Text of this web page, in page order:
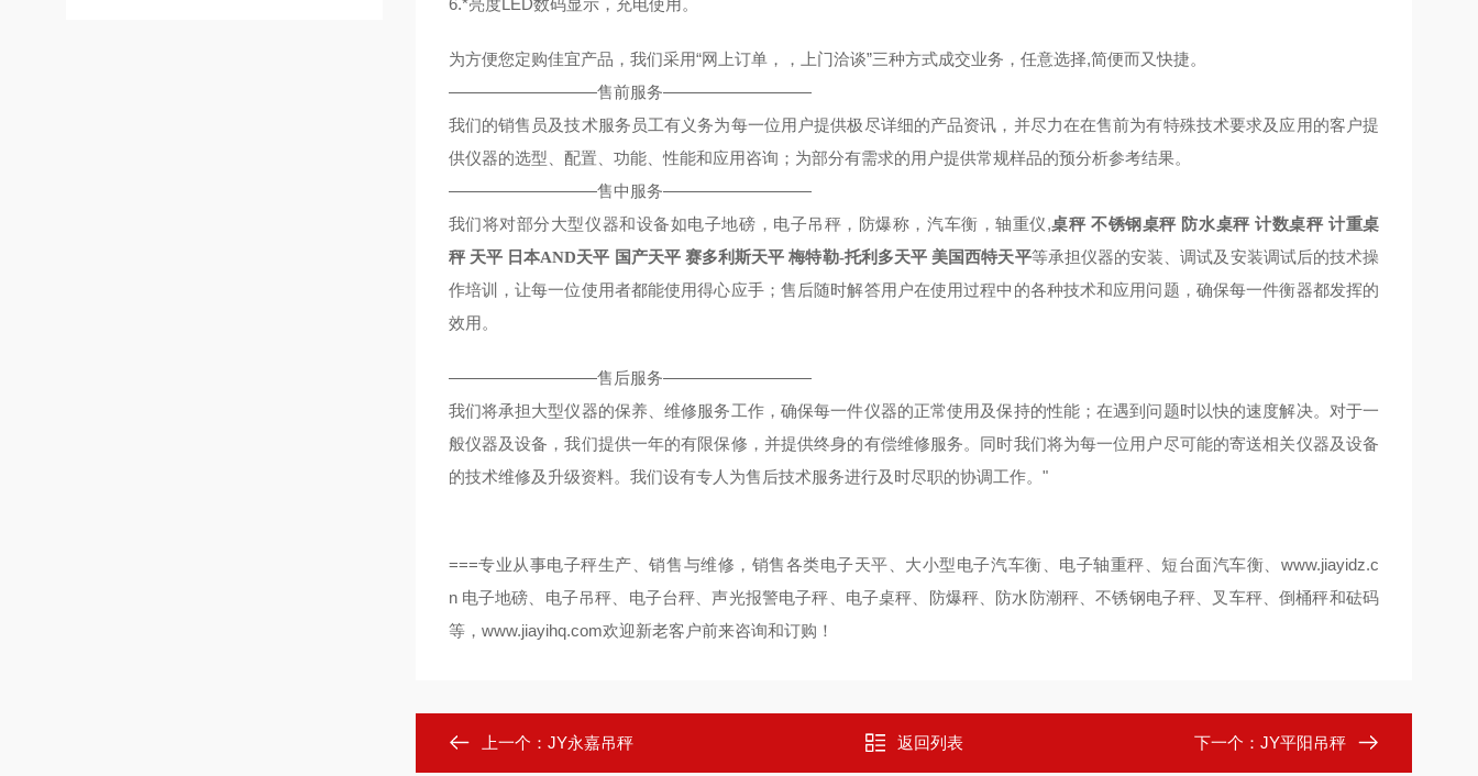
6.*亮度LED数码显示，充电使用。
为方便您定购佳宜产品，我们采用“网上订单，，上门洽谈”三种方式成交业务，任意选择,简便而又快捷。
—————————售前服务—————————
我们的销售员及技术服务员工有义务为每一位用户提供极尽详细的产品资讯，并尽力在在售前为有特殊技术要求及应用的客户提
供仪器的选型、配置、功能、性能和应用咨询；为部分有需求的用户提供常规样品的预分析参考结果。
—————————售中服务—————————
我们将对部分大型仪器和设备如电子地磅，电子吊秤，防爆称，汽车衡，轴重仪,桌秤 不锈钢桌秤 防水桌秤 计数桌秤 计重桌
秤 天平 日本AND天平 国产天平 赛多利斯天平 梅特勒-托利多天平 美国西特天平等承担仪器的安装、调试及安装调试后的技术操
作培训，让每一位使用者都能使用得心应手；售后随时解答用户在使用过程中的各种技术和应用问题，确保每一件衡器都发挥的
效用。
—————————售后服务—————————
我们将承担大型仪器的保养、维修服务工作，确保每一件仪器的正常使用及保持的性能；在遇到问题时以快的速度解决。对于一
般仪器及设备，我们提供一年的有限保修，并提供终身的有偿维修服务。同时我们将为每一位用户尽可能的寄送相关仪器及设备
的技术维修及升级资料。我们设有专人为售后技术服务进行及时尽职的协调工作。"
===专业从事电子秤生产、销售与维修，销售各类电子天平、大小型电子汽车衡、电子轴重秤、短台面汽车衡、 www.jiayidz.c
n 电子地磅、电子吊秤、电子台秤、声光报警电子秤、电子桌秤、防爆秤、防水防潮秤、不锈钢电子秤、叉车秤、倒桶秤和砝码
等， www.jiayihq.com欢迎新老客户前来咨询和订购！
上一个： JY永嘉吊秤 返回列表 下一个： JY平阳吊秤